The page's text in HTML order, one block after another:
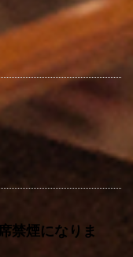
禁煙になりま